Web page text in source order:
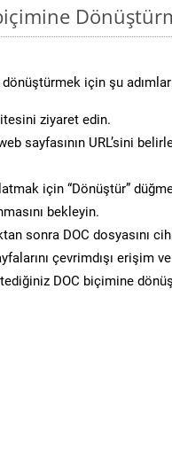
için şu
ziyaret edin.
sayfasının URL’sini
için “Dönüştür”
bekleyin.
sonra DOC dosyasını
çevrimdışı erişim
DOC biçimine